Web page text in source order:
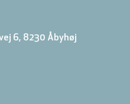
6, 8230 Åbyhøj